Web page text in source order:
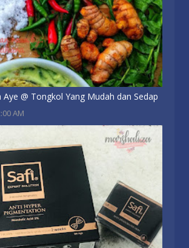
Aye @ Tongkol Yang Mudah dan Sedap
AM